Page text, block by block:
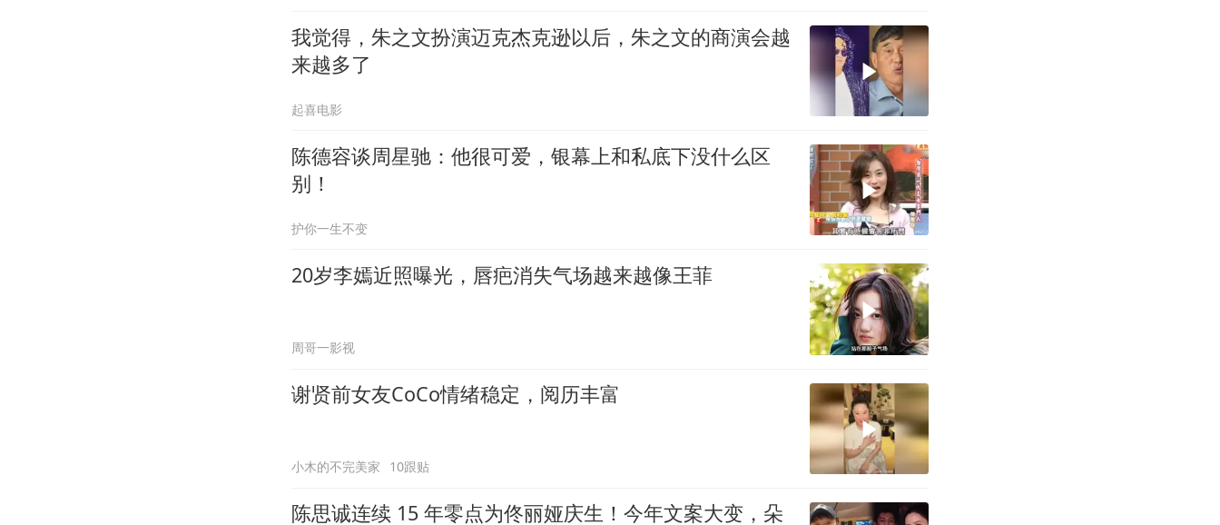
我觉得，朱之文扮演迈克杰克逊以后，朱之文的商演会越
来越多了
起喜电影
陈德容谈周星驰：他很可爱，银幕上和私底下没什么区
别！
护你一生不变
20岁李嫣近照曝光，唇疤消失气场越来越像王菲
周哥一影视
谢贤前女友CoCo情绪稳定，阅历丰富
小木的不完美家 10跟贴
陈思诚连续 15 年零点为佟丽娅庆生！今年文案大变，朵